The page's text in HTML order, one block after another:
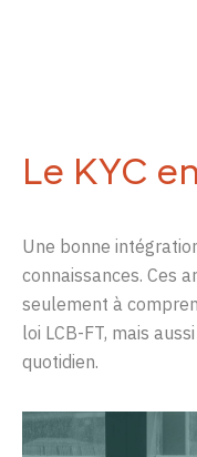
Le KYC
Une bonne
connaissances. Ces
seulement à
loi LCB-FT, mais
quotidien.